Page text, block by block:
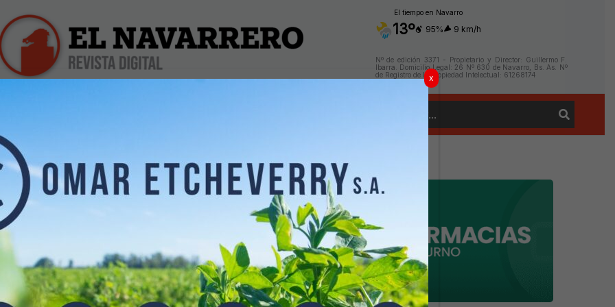
El tiempo en Navarro
13º 95% 9 km/h
Nº de edición 3371 - Propietario y Director: Guillermo F.
Ibarra. Domicilio Legal: 26 Nº 630 de Navarro, Bs. As. Nº
de Registro de la Propiedad Intelectual: 61268174
2017
x